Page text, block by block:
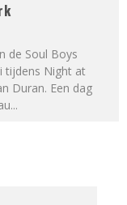
de Soul Boys
tijdens Night at
Duran. Een dag
...